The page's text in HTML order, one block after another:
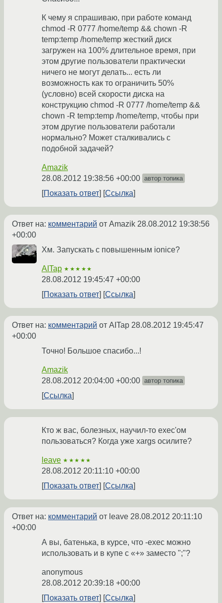
К чему я спрашиваю, при работе команд
chmod -R 0777 /home/temp && chown -R
temp:temp /home/temp жесткий диск
загружен на 100% длительное время, при
этом другие пользователи практически
ничего не могут делать... есть ли
возможность как то ограничить 50%
(условно) всей скорости диска на
конструкцию chmod -R 0777 /home/temp &&
chown -R temp:temp /home/temp, чтобы при
этом другие пользователи работали
нормально? Может сталкивались с
подобной задачей?
Amazik
28.08.2012 19:38:56 +00:00 автор топика
Показать ответ Ссылка
Ответ на: комментарий от Amazik 28.08.2012 19:38:56
+00:00
Хм. Запускать с повышенным ionice?
AITap ★★★★★
28.08.2012 19:45:47 +00:00
Показать ответ
Ссылка
Ответ на: комментарий от AITap 28.08.2012 19:45:47
+00:00
Точно! Большое спасибо...!
Amazik
28.08.2012 20:04:00 +00:00 автор топика
Ссылка
Кто ж вас, болезных, научил-то exec'ом
пользоваться? Когда уже xargs осилите?
leave ★★★★★
28.08.2012 20:11:10 +00:00
Показать ответ
Ссылка
Ответ на: комментарий от leave 28.08.2012 20:11:10
+00:00
А вы, батенька, в курсе, что -exec можно
использовать и в купе с «+» заместо ";"?
anonymous
28.08.2012 20:39:18 +00:00
Показать ответ
Ссылка